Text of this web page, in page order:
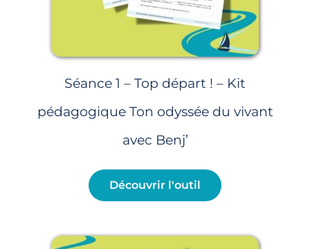
Séance 1 – Top départ ! – Kit
pédagogique Ton odyssée du vivant
avec Benj’
Découvrir l'outil